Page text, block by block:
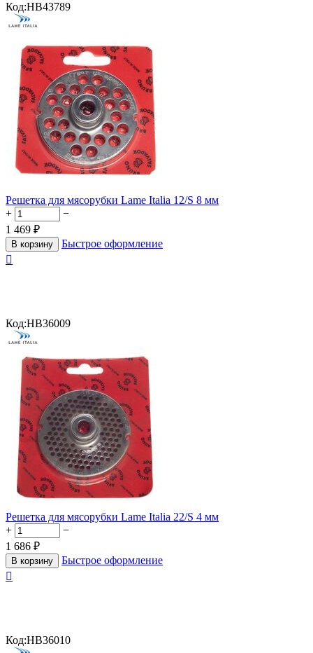
Код:HB43789
Решетка для мясорубки Lame Italia 12/S 8 мм
+
−
1 469 ₽
В корзину
Быстрое оформление

Код:HB36009
Решетка для мясорубки Lame Italia 22/S 4 мм
+
−
1 686 ₽
В корзину
Быстрое оформление

Код:HB36010